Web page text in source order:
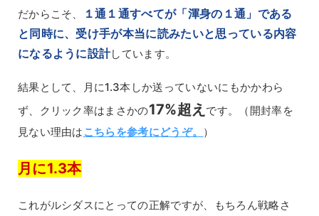
だからこそ、
１通１通すべてが「渾身の１通」である
と同時に、受け手が本当に読みたいと思っている内容
になるように設計しています。
結果として、月に1.3本しか送っていないにもかかわら
ず、クリック率はまさかの17%超え です。（開封率を
見ない理由はこちらを参考にどうぞ。 ）
月に1.3本
これがルシダスにとっての正解ですが、もちろん戦略さ